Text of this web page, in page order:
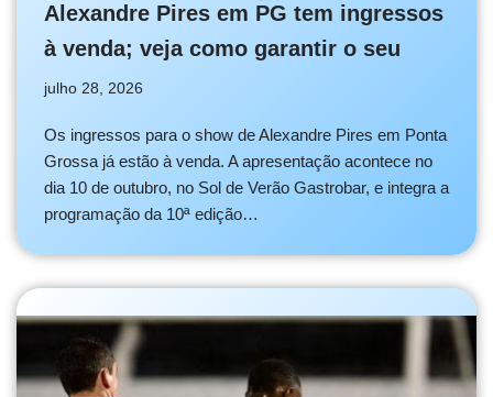
Alexandre Pires em PG tem ingressos
à venda; veja como garantir o seu
julho 28, 2026
Os ingressos para o show de Alexandre Pires em Ponta
Grossa já estão à venda. A apresentação acontece no
dia 10 de outubro, no Sol de Verão Gastrobar, e integra a
programação da 10ª edição…